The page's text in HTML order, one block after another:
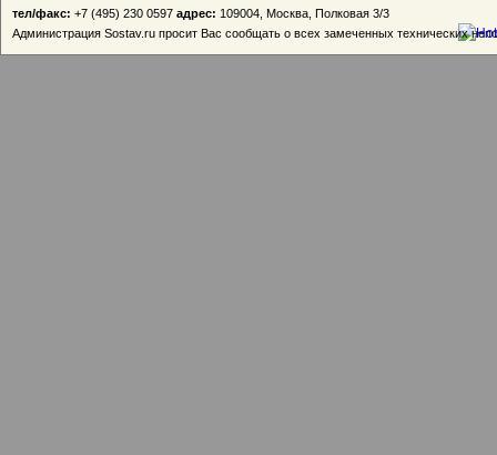
тел/факс: +7 (495) 230 0597 адрес: 109004, Москва, Полковая 3/3
Администрация Sostav.ru просит Вас сообщать о всех замеченных технических